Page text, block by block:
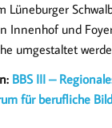
Lüneburger
Innenhof und
umgestaltet
BBS III –
für berufliche